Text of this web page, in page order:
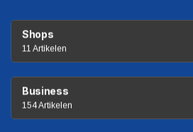
Shops
11 Artikelen
Business
154 Artikelen